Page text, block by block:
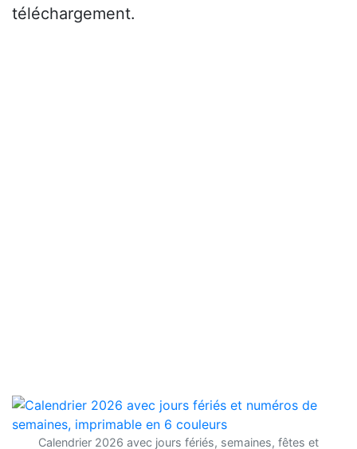
téléchargement.
Calendrier 2026 avec jours fériés, semaines, fêtes et